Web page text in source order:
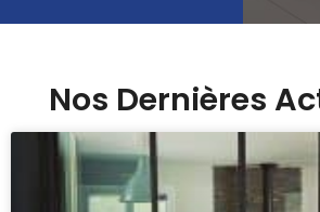
Nos Dernières